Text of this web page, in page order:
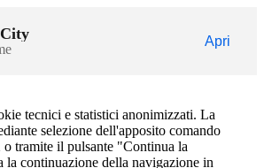
Apri
tecnici e statistici anonimizzati. La
selezione dell'apposito comando
tramite il pulsante "Continua la
la continuazione della navigazione in